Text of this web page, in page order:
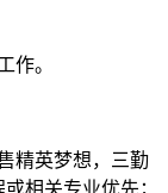
作。
精英梦想，三勤
相关专业优先；